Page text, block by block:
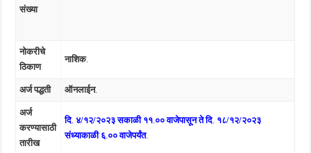
संख्या
नोकरीचे
ठिकाण
नाशिक.
अर्ज पद्धती ऑनलाईन.
अर्ज
करण्यासाठी
तारीख
दि. ४/१२/२०२३ सकाळी ११.०० वाजेपासून ते दि. १८/१२/२०२३
संध्याकाळी ६.०० वाजेपर्यंत.